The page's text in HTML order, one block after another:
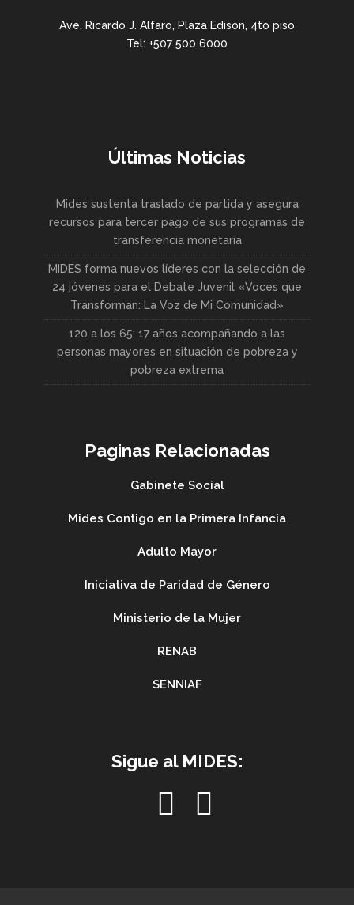
Ave. Ricardo J. Alfaro, Plaza Edison, 4to piso
Tel: +507 500 6000
Últimas Noticias
Mides sustenta traslado de partida y asegura
recursos para tercer pago de sus programas de
transferencia monetaria
MIDES forma nuevos líderes con la selección de
24 jóvenes para el Debate Juvenil «Voces que
Transforman: La Voz de Mi Comunidad»
120 a los 65: 17 años acompañando a las
personas mayores en situación de pobreza y
pobreza extrema
Paginas Relacionadas
Gabinete Social
Mides Contigo en la Primera Infancia
Adulto Mayor
Iniciativa de Paridad de Género
Ministerio de la Mujer
RENAB
SENNIAF
Sigue al MIDES: